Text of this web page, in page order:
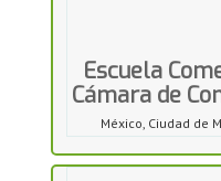
Escuela
Cámara de
México, Ciudad de